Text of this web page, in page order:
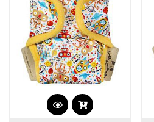
de
productpagina
Dit